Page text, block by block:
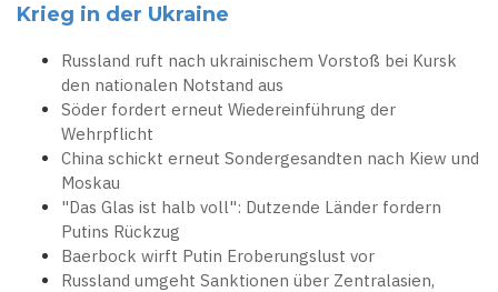
Krieg in der Ukraine
Russland ruft nach ukrainischem Vorstoß bei Kursk
den nationalen Notstand aus
Söder fordert erneut Wiedereinführung der
Wehrpflicht
China schickt erneut Sondergesandten nach Kiew und
Moskau
"Das Glas ist halb voll": Dutzende Länder fordern
Putins Rückzug
Baerbock wirft Putin Eroberungslust vor
Russland umgeht Sanktionen über Zentralasien,